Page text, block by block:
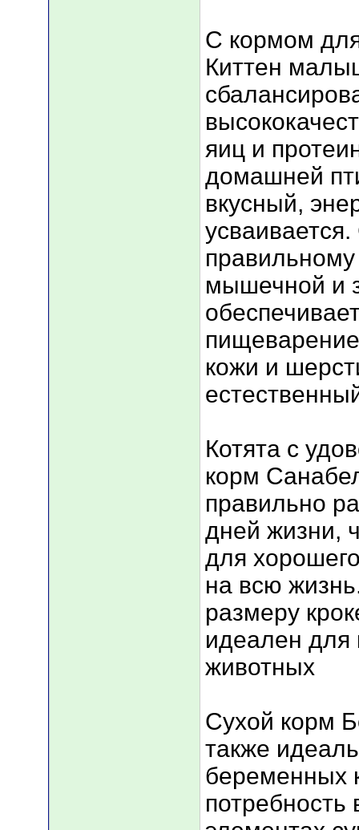
С кормом
Киттен
яиц и
домашней
вкусный,
мышечной и
кожи и
Котята с
корм
правильно
дней жизни,
для
на всю
размеру
идеален
животных
Сухой корм
также
беременных
потребность